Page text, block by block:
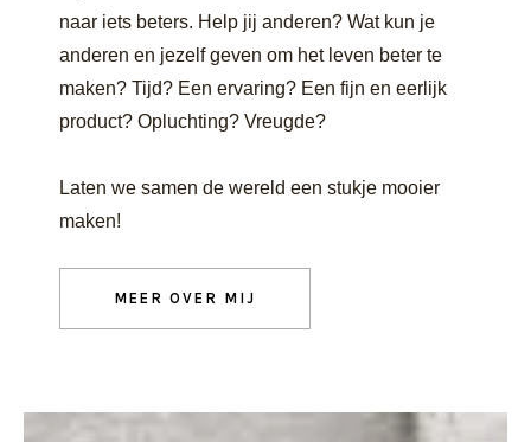
naar iets beters. Help jij anderen? Wat kun je
anderen en jezelf geven om het leven beter te
maken? Tijd? Een ervaring? Een fijn en eerlijk
product? Opluchting? Vreugde?
Laten we samen de wereld een stukje mooier
maken!
MEER OVER MIJ